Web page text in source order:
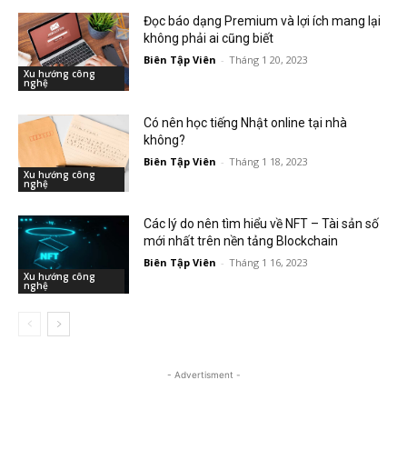
Xu hướng công
nghệ
Đọc báo dạng Premium và lợi ích mang lại
không phải ai cũng biết
Biên Tập Viên - Tháng 1 20, 2023
Xu hướng công
nghệ
Có nên học tiếng Nhật online tại nhà
không?
Biên Tập Viên - Tháng 1 18, 2023
Xu hướng công
nghệ
Các lý do nên tìm hiểu về NFT – Tài sản số
mới nhất trên nền tảng Blockchain
Biên Tập Viên - Tháng 1 16, 2023
- Advertisment -